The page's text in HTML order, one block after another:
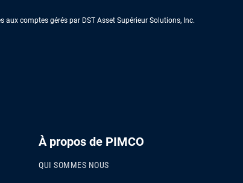
comptes gérés par DST Asset Supérieur Solutions, Inc.
À propos de PIMCO
QUI SOMMES NOUS